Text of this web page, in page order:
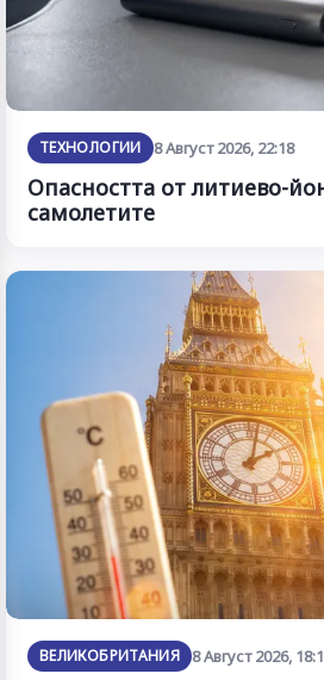
ТЕХНОЛОГИИ 8 Август 2026, 22:18
Опасността от литиево-
самолетите
ВЕЛИКОБРИТАНИЯ 8 Август 2026,